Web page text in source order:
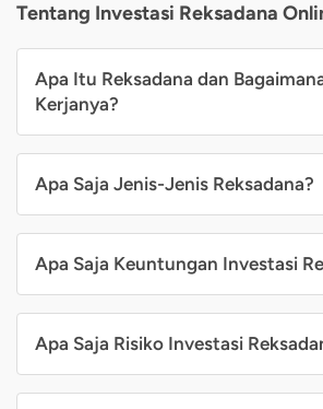
Tentang Investasi Reksadana
Apa Itu Reksadana dan
Kerjanya?
Apa Saja Jenis-Jenis Reksadana?
Apa Saja Keuntungan Investasi
Apa Saja Risiko Investasi